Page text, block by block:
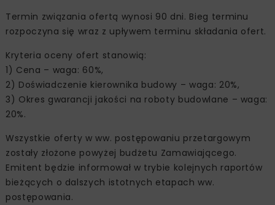
Termin związania ofertą wynosi 90 dni. Bieg terminu
rozpoczyna się wraz z upływem terminu składania ofert.
Kryteria oceny ofert stanowią:
1) Cena – waga: 60%,
2) Doświadczenie kierownika budowy – waga: 20%,
3) Okres gwarancji jakości na roboty budowlane – waga:
20%.
Wszystkie oferty w ww. postępowaniu przetargowym
zostały złożone powyżej budżetu Zamawiającego.
Emitent będzie informował w trybie kolejnych raportów
bieżących o dalszych istotnych etapach ww.
postępowania.